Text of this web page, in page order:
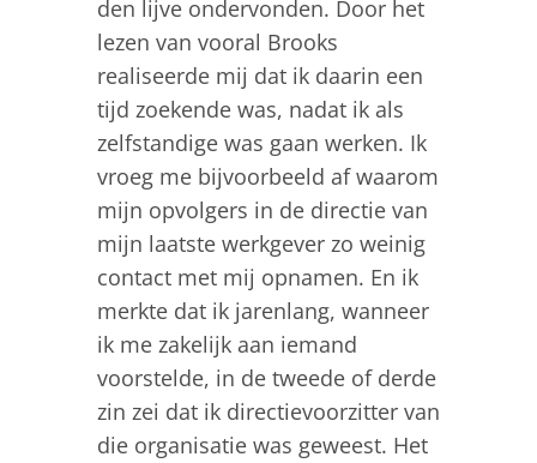
den lijve ondervonden. Door het
lezen van vooral Brooks
realiseerde mij dat ik daarin een
tijd zoekende was, nadat ik als
zelfstandige was gaan werken. Ik
vroeg me bijvoorbeeld af waarom
mijn opvolgers in de directie van
mijn laatste werkgever zo weinig
contact met mij opnamen. En ik
merkte dat ik jarenlang, wanneer
ik me zakelijk aan iemand
voorstelde, in de tweede of derde
zin zei dat ik directievoorzitter van
die organisatie was geweest. Het